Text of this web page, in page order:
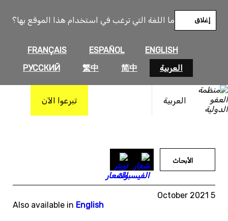
ما اللغة التي ترغب في استخدام هذا الموقع بها؟
ENGLISH
ESPAÑOL
FRANÇAIS
العربية
简中
繁中
РУССКИЙ
إغلاق
العربية تبرعوا الآن
المحتوى
الأبحاث
5 October 2021
Also available in English